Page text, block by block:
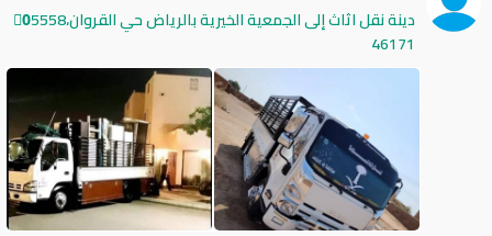
دينة نقل اثاث إلى الجمعية الخيرية بالرياض حي القروان،0َ5558
46171